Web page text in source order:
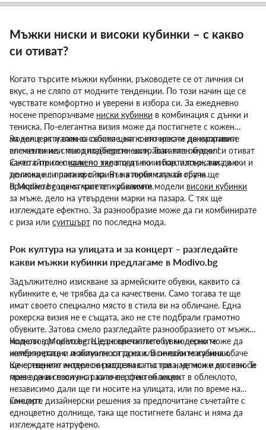
Мъжки ниски и високи кубинки – с какво
си отиват?
Когато търсите мъжки кубинки, ръководете се от личния си
вкус, а не сляпо от модните тенденции. По този начин ще се
чувствате комфортно и уверени в избора си. За ежедневно
носене препоръчваме ниски кубинки в комбинация с дънки и
тениска. По-елегантна визия може да постигнете с кожен
модел в актуален за сезона цвят с интересни декоративни
елементи или пък дизайнерски шик. Този тип обувки си отиват
както с прилепнали по тялото дънки и панталони, така и с
долнище с права кройка. Във втория случай обаче ще
прикриете голяма част от кубинките.
За концерт и важно събитие, на което искате да направите
впечатление, смело подберете екстравагантен модел!
Съчетайте го скожено якев цвят по избор, изтъркани дънки и
тениска или потник с принт на любимата си група.
В Modivo.bg ще откриете и различни модели високи кубинки
за мъже, дело на утвърдени марки на пазара. С тях ще
изглеждате ефектно. За разнообразие може да ги комбинирате
с риза или суитшърт по последна мода.
Рок култура на улицата и за концерт – разгледайте
какви мъжки кубинки предлагаме в Modivo.bg
Задължително изискване за армейските обувки, каквито са
кубинките е, че трябва да са качествени. Само тогава те ще
имат своето специално място в стила ви на обличане. Една
рокерска визия не е същата, ако не сте подбрали грамотно
обувките. Затова смело разгледайте разнообразието от мъжки
модели в Modivo.bg. Ще се впечатлите от модерните
интерпретации и актуалността на класическите кубинки.
Качественият модел се разпознава по това, че може да се носи
през всеки сезон и с различен стил облекло.
Колкото до цветовете, едноцветните обувки лесно може да
комбинирате с любимите си дрехи. В онлайн магазина обаче
ще срещнете интересни модели с пъстри надписи и мотиви. Те
може да ви послужат като перфектен акцент в облеклото,
независимо дали ще ги носите на улицата, или по време на
концерт.
Смелите дизайнерски решения за предпочитане съчетайте с
едноцветно долнище, така ще постигнете баланс и няма да
изглеждате натруфено.